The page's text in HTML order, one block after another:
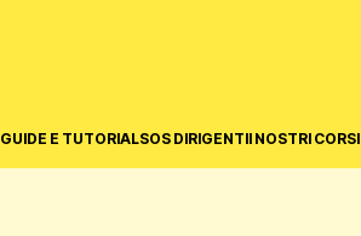
GUIDE E TUTORIALSOS DIRIGENTII NOSTRI CORSI